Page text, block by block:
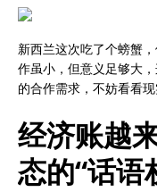
新西兰这次吃了个螃蟹
作虽小，但意义足够大
的合作需求，不妨看看
经济账越
态的“话语